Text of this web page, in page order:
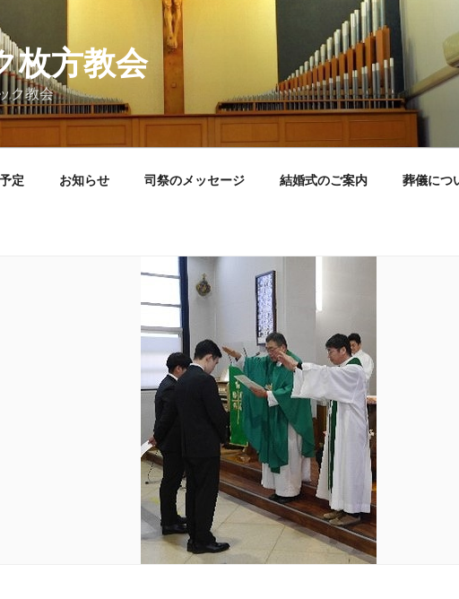
枚方教会
ク教会
定 お知らせ 司祭のメッセージ 結婚式のご案内 葬儀につ